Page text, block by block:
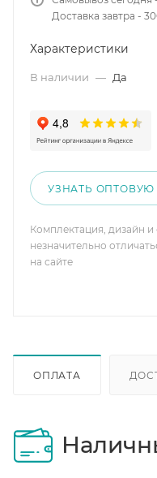
Доставка завтра -
Характеристики
В наличии — Да
УЗНАТЬ ОПТОВУЮ
Комплектация, дизайн и
незначительно
на сайте
ОПЛАТА